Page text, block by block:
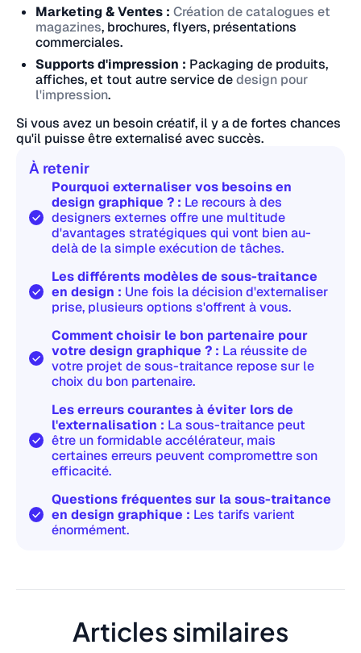
Marketing & Ventes : Création de catalogues et
magazines, brochures, flyers, présentations
commerciales.
Supports d'impression : Packaging de produits,
affiches, et tout autre service dedesign pour
l'impression.
Si vous avez un besoin créatif, il y a de fortes chances
qu'il puisse être externalisé avec succès.
À retenir
Pourquoi externaliser vos besoins en
design graphique ? : Le recours à des
designers externes offre une multitude
d'avantages stratégiques qui vont bien au-
delà de la simple exécution de tâches.
Les différents modèles de sous-traitance
en design : Une fois la décision d'externaliser
prise, plusieurs options s'offrent à vous.
Comment choisir le bon partenaire pour
votre design graphique ? : La réussite de
votre projet de sous-traitance repose sur le
choix du bon partenaire.
Les erreurs courantes à éviter lors de
l'externalisation : La sous-traitance peut
être un formidable accélérateur, mais
certaines erreurs peuvent compromettre son
efficacité.
Questions fréquentes sur la sous-traitance
en design graphique : Les tarifs varient
énormément.
Articles similaires